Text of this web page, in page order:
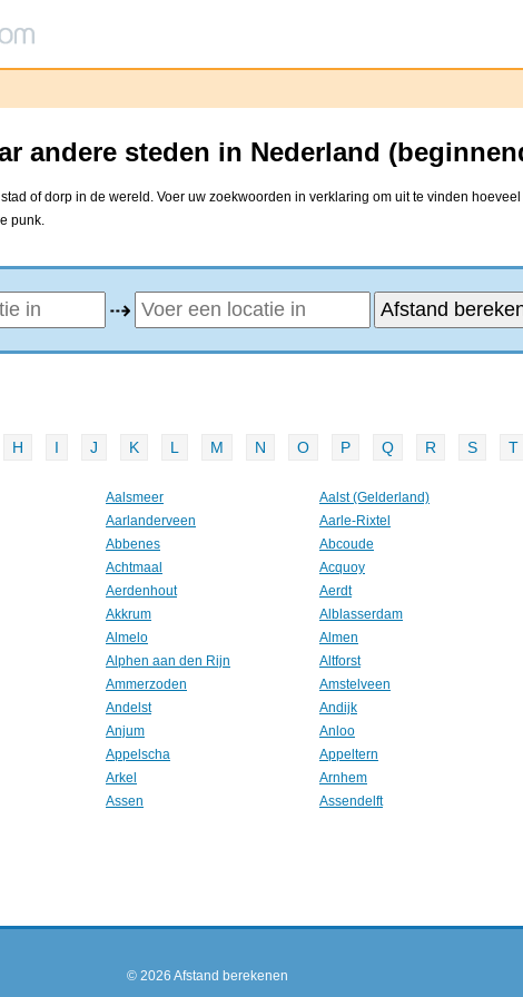
andere steden in Nederland
of dorp in de wereld. Voer uw zoekwoorden in verklaring om uit te vinden
punk.
⇢
H I J K L M N O P Q R S T
Aalsmeer Aalst (Gelderland)
Aarlanderveen Aarle-Rixtel
Abbenes Abcoude
Achtmaal Acquoy
Aerdenhout Aerdt
Akkrum Alblasserdam
Almelo Almen
Alphen aan den Rijn Altforst
Ammerzoden Amstelveen
Andelst Andijk
Anjum Anloo
Appelscha Appeltern
Arkel Arnhem
Assen Assendelft
© 2026 Afstand berekenen